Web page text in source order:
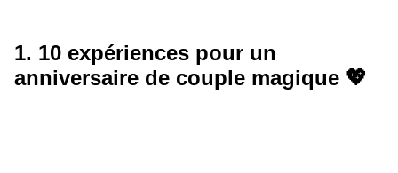
1. 10 expériences pour un
anniversaire de couple magique 💖